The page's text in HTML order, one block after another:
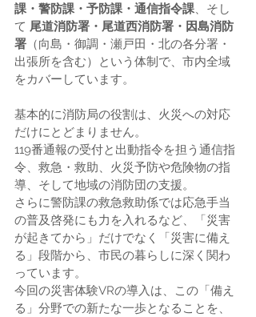
課・警防課・予防課・通信指令課、そし
て 尾道消防署・尾道西消防署・因島消防
署 （向島・御調・瀬戸田・北の各分署・
出張所を含む）という体制で、市内全域
をカバーしています。
基本的に消防局の役割は、火災への対応
だけにとどまりません。
119番通報の受付と出動指令を担う通信指
令、救急・救助、火災予防や危険物の指
導、そして地域の消防団の支援。
さらに警防課の救急救助係では応急手当
の普及啓発にも力を入れるなど、「災害
が起きてから」だけでなく「災害に備え
る」段階から、市民の暮らしに深く関わ
っています。
今回の災害体験VRの導入は、この「備え
る」分野での新たな一歩となることを、